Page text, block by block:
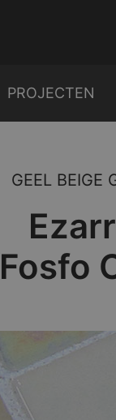
PROJECTEN
GEEL BEIGE
Fosfo